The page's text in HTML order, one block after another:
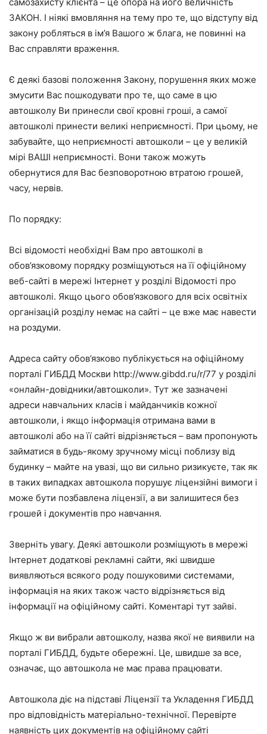
ЗАКОН. І ніякі вмовляння на тему про те, що відступу від
закону робляться в ім’я Вашого ж блага, не повинні на
Вас справляти враження.
Є деякі базові положення Закону, порушення яких може
змусити Вас пошкодувати про те, що саме в цю
автошколу Ви принесли свої кровні гроші, а самої
автошколі принести великі неприємності. При цьому, не
забувайте, що неприємності автошколи – це у великій
мірі ВАШІ неприємності. Вони також можуть
обернутися для Вас безповоротною втратою грошей,
часу, нервів.
По порядку:
Всі відомості необхідні Вам про автошколі в
обов’язковому порядку розміщуються на її офіційному
веб-сайті в мережі Інтернет у розділі Відомості про
автошколі. Якщо цього обов’язкового для всіх освітніх
організацій розділу немає на сайті – це вже має навести
на роздуми.
Адреса сайту обов’язково публікується на офіційному
порталі ГИБДД Москви http://www.gibdd.ru/r/77 у розділі
«онлайн-довідники/автошколи». Тут же зазначені
адреси навчальних класів і майданчиків кожної
автошколи, і якщо інформація отримана вами в
автошколі або на її сайті відрізняється – вам пропонують
займатися в будь-якому зручному місці поблизу від
будинку – майте на увазі, що ви сильно ризикуєте, так як
в таких випадках автошкола порушує ліцензійні вимоги і
може бути позбавлена ліцензії, а ви залишитеся без
грошей і документів про навчання.
Зверніть увагу. Деякі автошколи розміщують в мережі
Інтернет додаткові рекламні сайти, які швидше
виявляються всякого роду пошуковими системами,
інформація на яких також часто відрізняється від
інформації на офіційному сайті. Коментарі тут зайві.
Якщо ж ви вибрали автошколу, назва якої не виявили на
порталі ГИБДД, будьте обережні. Це, швидше за все,
означає, що автошкола не має права працювати.
Автошкола діє на підставі Ліцензії та Укладення ГИБДД
про відповідність матеріально-технічної. Перевірте
наявність цих документів на офіційному сайті